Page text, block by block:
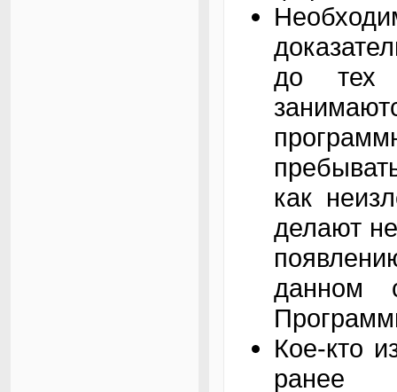
до тех
как
делают
данном
Кое-кто
ранее